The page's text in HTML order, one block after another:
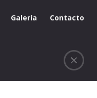
Galería Contacto